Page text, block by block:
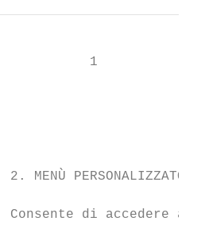
1
2. MENÙ PERSONALIZZATO
di accedere ad